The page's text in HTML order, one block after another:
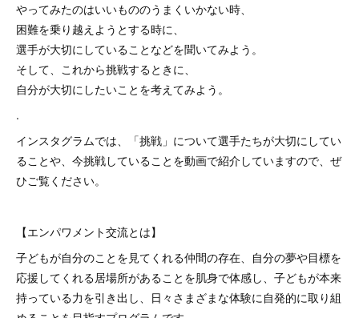
やってみたのはいいもののうまくいかない時、
困難を乗り越えようとする時に、
選手が大切にしていることなどを聞いてみよう。
そして、これから挑戦するときに、
自分が大切にしたいことを考えてみよう。
.
インスタグラムでは、「挑戦」について選手たちが大切にしてい
ることや、今挑戦していることを動画で紹介していますので、ぜ
ひご覧ください。
【エンパワメント交流とは】
子どもが自分のことを見てくれる仲間の存在、自分の夢や目標を
応援してくれる居場所があることを肌身で体感し、子どもが本来
持っている力を引き出し、日々さまざまな体験に自発的に取り組